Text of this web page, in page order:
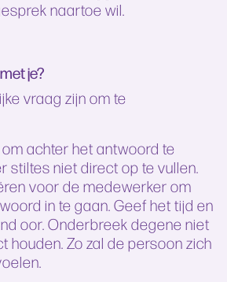
naartoe wil.
je?
vraag zijn om te
achter het antwoord te
stiltes niet direct op te vullen.
voor de medewerker om
in te gaan. Geef het tijd en
oor. Onderbreek degene niet
houden. Zo zal de persoon zich